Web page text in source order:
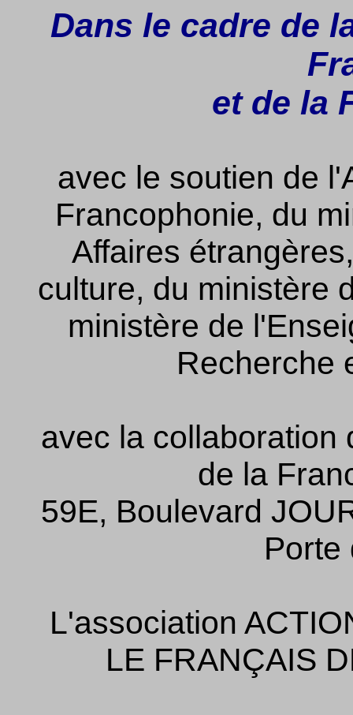
Dans le cadre de
et de la
avec le soutien de
Francophonie, du
Affaires
culture, du ministère
ministère de
Recherche
avec la collaboration
de la
59E, Boulevard
Porte
L'association
LE FRANÇAIS